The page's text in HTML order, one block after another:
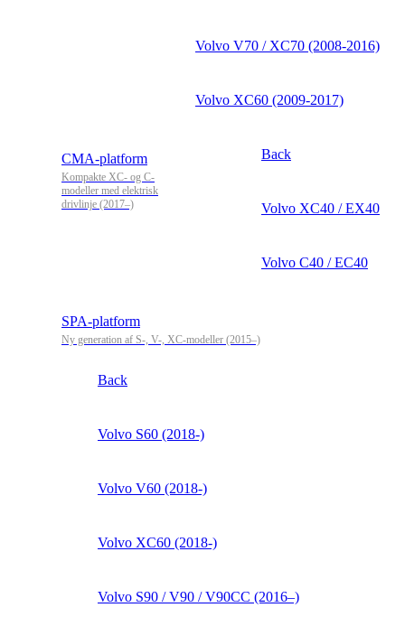
Volvo V70 / XC70 (2008-2016)
Volvo XC60 (2009-2017)
CMA-platform
Kompakte XC- og C-
modeller med elektrisk
drivlinje (2017–)
Back
Volvo XC40 / EX40
Volvo C40 / EC40
SPA-platform
Ny generation af S-, V-, XC-modeller (2015–)
Back
Volvo S60 (2018-)
Volvo V60 (2018-)
Volvo XC60 (2018-)
Volvo S90 / V90 / V90CC (2016–)